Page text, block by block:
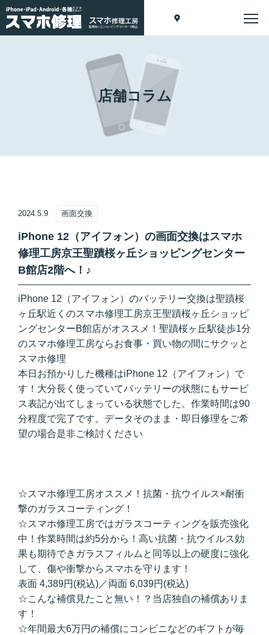
店舗コラム
2024.5.9 画面交換
iPhone 12（アイフォン）の画面交換はスマホ
修理工房京王聖蹟桜ヶ丘ショッピングセンター
B館店2階へ！♪
iPhone 12（アイフォン）のバッテリー交換は聖蹟桜
ヶ丘駅近くのスマホ修理工房京王聖蹟桜ヶ丘ショッピ
ングセンターB館店がオススメ！聖蹟桜ヶ丘駅徒歩1分
のスマホ修理工房ならお食事・買い物の間にサクッと
スマホ修理
本日お預かりした機種はiPhone 12（アイフォン）で
す！大分長く使っていてバッテリーの状態にもサービ
ス表記が出てしまっている状態でした。作業時間は90
分程度で完了です。データそのまま・即日修理をご希
望の場合是非ご検討ください
☆スマホ修理工房オススメ！抗菌・抗ウイルス×耐衝
撃のガラスコーティング！
☆スマホ修理工房ではガラスコーティングを販売強化
中！作業時間は約5分から！高い抗菌・抗ウイルス効
果も期待できガラスフィルムと同等以上の硬度に強化
して、傷や衝撃からスマホを守ります！
表面 4,389円(税込)／両面 6,039円(税込)
☆こんな補償見たこと無い！？当店独自の補償ありま
す！
☆年間最大6万円の補償にコンビニなどのギフトが毎